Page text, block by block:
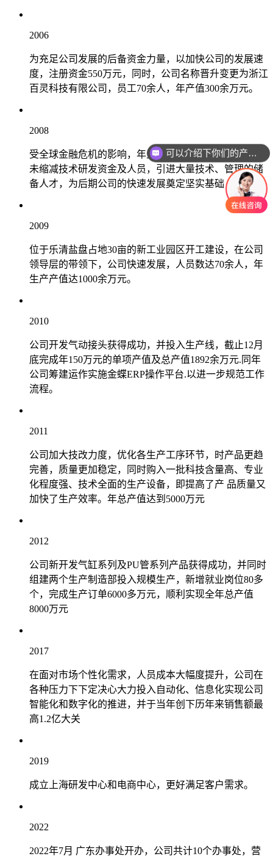
2006
为充足公司发展的后备资金力量，以加快公司的发展速
度，注册资金550万元，同时，公司名称晋升变更为浙江
百灵科技有限公司，员工70余人，年产值300余万元。
2008
受全球金融危机的影响，年生产产值490余万元，但公司
未缩减技术研发资金及人员，引进大量技术、管理的储
备人才，为后期公司的快速发展奠定坚实基础
2009
位于乐清盐盘占地30亩的新工业园区开工建设，在公司
领导层的带领下，公司快速发展，人员数达70余人，年
生产产值达1000余万元。
2010
公司开发气动接头获得成功，并投入生产线，截止12月
底完成年150万元的单项产值及总产值1892余万元.同年
公司筹建运作实施金蝶ERP操作平台.以进一步规范工作
流程。
2011
公司加大技改力度，优化各生产工序环节，时产品更趋
完善，质量更加稳定，同时购入一批科技含量高、专业
化程度强、技术全面的生产设备，即提高了产 品质量又
加快了生产效率。年总产值达到5000万元
2012
公司新开发气缸系列及PU管系列产品获得成功，并同时
组建两个生产制造部投入规模生产，新增就业岗位80多
个，完成生产订单6000多万元，顺利实现全年总产值
8000万元
2017
在面对市场个性化需求，人员成本大幅度提升，公司在
各种压力下下定决心大力投入自动化、信息化实现公司
智能化和数字化的推进，并于当年创下历年来销售额最
高1.2亿大关
2019
成立上海研发中心和电商中心，更好满足客户需求。
2022
2022年7月 广东办事处开办，公司共计10个办事处，营
可以介绍下你们的产品么